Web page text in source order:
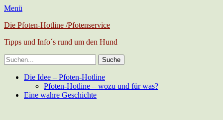
Menü
Die Pfoten-Hotline /Pfotenservice
Tipps und Info´s rund um den Hund
Suche
nach:
Primäres
Menü
Zum
springen
Die Idee – Pfoten-Hotline
Pfoten-Hotline – wozu und für was?
Eine wahre Geschichte